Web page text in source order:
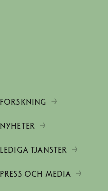
FORSKNING
NYHETER
LEDIGA TJÄNSTER
PRESS OCH MEDIA